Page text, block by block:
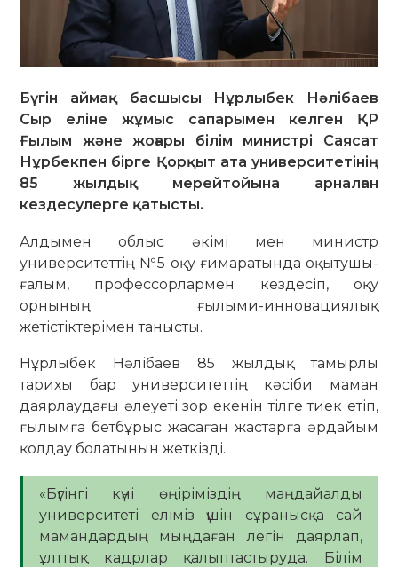
Бүгін аймақ басшысы Нұрлыбек Нәлібаев
Сыр еліне жұмыс сапарымен келген ҚР
Ғылым және жоғары білім министрі Саясат
Нұрбекпен бірге Қорқыт ата университетінің
85 жылдық мерейтойына арналған
кездесулерге қатысты.
Алдымен облыс әкімі мен министр
университеттің №5 оқу ғимаратында оқытушы-
ғалым, профессорлармен кездесіп, оқу
орнының ғылыми-инновациялық
жетістіктерімен танысты.
Нұрлыбек Нәлібаев 85 жылдық тамырлы
тарихы бар университеттің кәсіби маман
даярлаудағы әлеуеті зор екенін тілге тиек етіп,
ғылымға бетбұрыс жасаған жастарға әрдайым
қолдау болатынын жеткізді.
«Бүгінгі күні өңіріміздің маңдайалды
университеті еліміз үшін сұранысқа сай
мамандардың мыңдаған легін даярлап,
ұлттық кадрлар қалыптастыруда. Білім